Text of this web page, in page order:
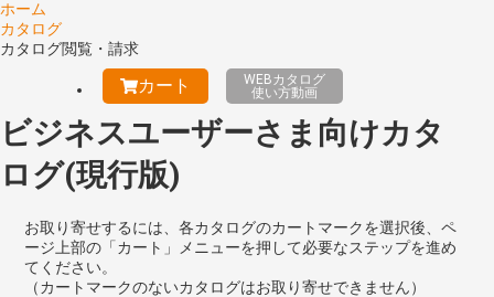
ホーム
カタログ
カタログ閲覧・請求
カート
WEBカタログ
使い方動画
ビジネスユーザーさま向けカタ
ログ(現行版)
お取り寄せするには、各カタログのカートマークを選択後、ペ
ージ上部の「カート」メニューを押して必要なステップを進め
てください。
（カートマークのないカタログはお取り寄せできません）